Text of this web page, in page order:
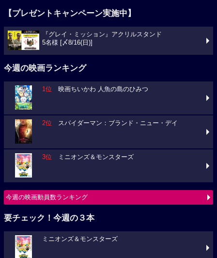
【プレゼントキャンペーン実施中】
『グレイ・ミッション』アクリルスタンド
5名様 [〆8/16(日)]
今週の映画ランキング
1位 映画ちいかわ 人魚の島のひみつ
2位 スパイダーマン：ブランド・ニュー・デイ
3位 ミニオンズ＆モンスターズ
今週の映画動員数ランキング
要チェック！今週の３本
ミニオンズ＆モンスターズ